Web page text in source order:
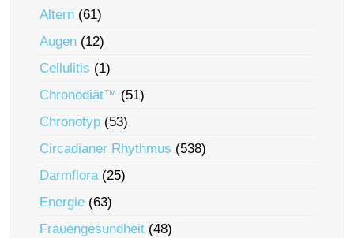
Altern (61)
Augen (12)
Cellulitis (1)
Chronodiät™ (51)
Chronotyp (53)
Circadianer Rhythmus (538)
Darmflora(25)
Energie (63)
Frauengesundheit (48)